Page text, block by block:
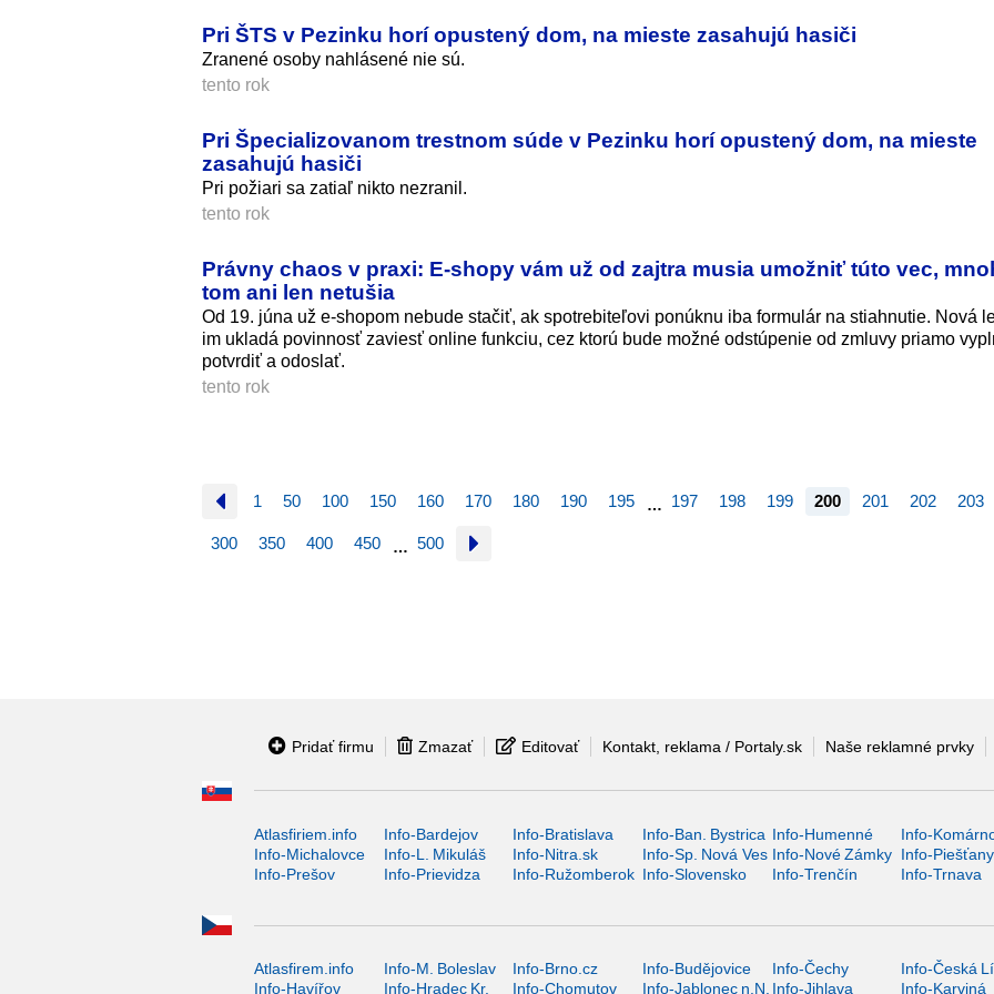
Pri ŠTS v Pezinku horí opustený dom, na mieste zasahujú hasiči
Zranené osoby nahlásené nie sú.
tento rok
Pri Špecializovanom trestnom súde v Pezinku horí opustený dom, na mieste
zasahujú hasiči
Pri požiari sa zatiaľ nikto nezranil.
tento rok
Právny chaos v praxi: E-shopy vám už od zajtra musia umožniť túto vec,
tom ani len netušia
Od 19. júna už e-shopom nebude stačiť, ak spotrebiteľovi ponúknu iba formulár na stiahnutie. Nová
im ukladá povinnosť zaviesť online funkciu, cez ktorú bude možné odstúpenie od zmluvy priamo
potvrdiť a odoslať.
tento rok
1 50 100 150 160 170 180 190 195 … 197 198 199 200 201 202 203
300 350 400 450 … 500
Pridať firmu Zmazať Editovať Kontakt, reklama / Portaly.sk Naše reklamné prvky
Atlasfiriem.info Info-Bardejov Info-Bratislava Info-Ban. Bystrica Info-Humenné Info-
Info-Michalovce
Info-L. Mikuláš Info-Nitra.sk Info-Sp. Nová Ves Info-Nové Zámky Info-Piešťany
Info-Prešov
Info-Prievidza Info-Ružomberok Info-Slovensko Info-Trenčín Info-Trnava
Atlasfirem.info Info-M. Boleslav Info-Brno.cz Info-Budějovice Info-Čechy Info-Česká
Info-Havířov
Info-Hradec Kr. Info-Chomutov Info-Jablonec n.N. Info-Jihlava Info-Karviná